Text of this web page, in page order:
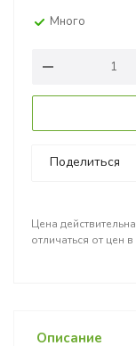
Много
Поделиться
Цена
отличаться от цен
Описание